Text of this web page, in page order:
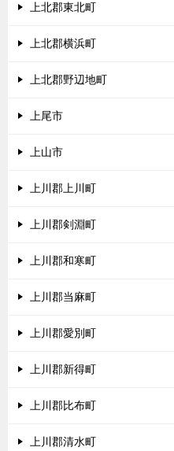
上北郡東北町
上北郡横浜町
上北郡野辺地町
上尾市
上山市
上川郡上川町
上川郡剣淵町
上川郡和寒町
上川郡当麻町
上川郡愛別町
上川郡新得町
上川郡比布町
上川郡清水町